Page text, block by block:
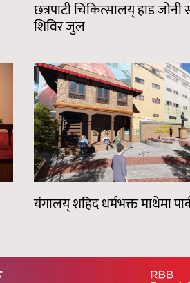
छत्रपाटी चिकित्सालय् हाड जोनी
शिविर जुल
यंगालय् शहिद धर्मभक्त माथेमा